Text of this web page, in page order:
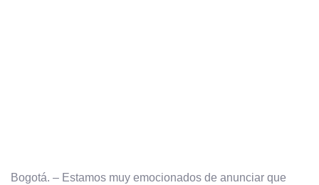
Bogotá. – Estamos muy emocionados de anunciar que